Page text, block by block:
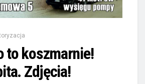
to koszmarnie!
Zdjęcia!